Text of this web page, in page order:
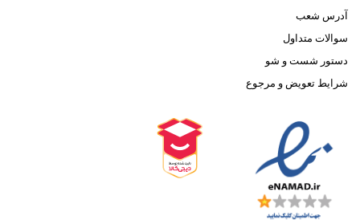
آدرس شعب
سوالات متداول
دستور شست و شو
شرایط تعویض و مرجوع